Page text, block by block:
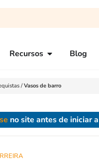
Recursos Blog
/Vasos de barro
no site antes de iniciar